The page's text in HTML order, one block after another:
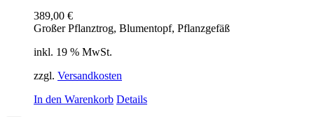
389,00 €
Großer Pflanztrog, Blumentopf, Pflanzgefäß
inkl. 19 % MwSt.
zzgl. Versandkosten
In den Warenkorb Details